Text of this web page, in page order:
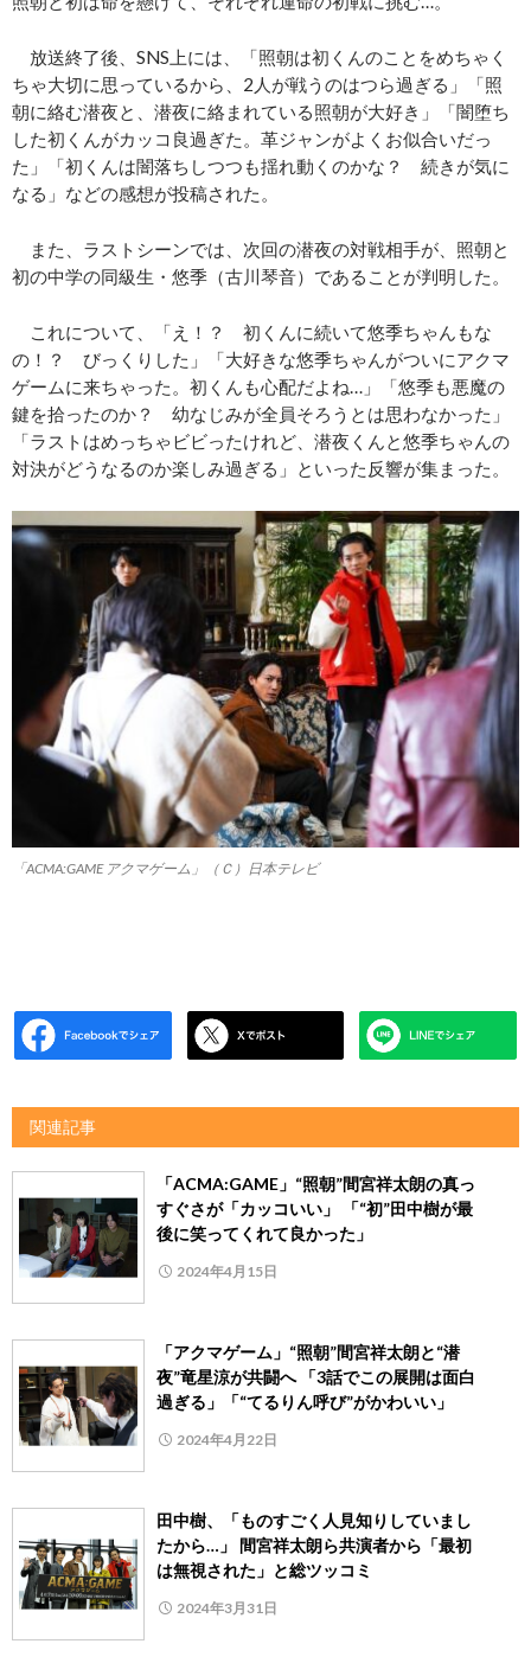
放送終了後、SNS上には、「照朝は初くんのことをめちゃく
ちゃ大切に思っているから、2人が戦うのはつら過ぎる」「照
朝に絡む潜夜と、潜夜に絡まれている照朝が大好き」「闇堕ち
した初くんがカッコ良過ぎた。革ジャンがよくお似合いだっ
た」「初くんは闇落ちしつつも揺れ動くのかな？ 続きが気に
なる」などの感想が投稿された。
また、ラストシーンでは、次回の潜夜の対戦相手が、照朝と
初の中学の同級生・悠季（古川琴音）であることが判明した。
これについて、「え！？ 初くんに続いて悠季ちゃんもな
の！？ びっくりした」「大好きな悠季ちゃんがついにアクマ
ゲームに来ちゃった。初くんも心配だよね…」「悠季も悪魔の
鍵を拾ったのか？ 幼なじみが全員そろうとは思わなかった」
「ラストはめっちゃビビったけれど、潜夜くんと悠季ちゃんの
対決がどうなるのか楽しみ過ぎる」といった反響が集まった。
「ACMA:GAME アクマゲーム」（Ｃ）日本テレビ
関連記事
「ACMA:GAME」“照朝”間宮祥太朗の真っ
すぐさが「カッコいい」 「“初”田中樹が最
後に笑ってくれて良かった」
2024年4月15日
「アクマゲーム」“照朝”間宮祥太朗と“潜
夜”竜星涼が共闘へ 「3話でこの展開は面白
過ぎる」「“てるりん呼び”がかわいい」
2024年4月22日
田中樹、「ものすごく人見知りしていまし
たから…」 間宮祥太朗ら共演者から「最初
は無視された」と総ツッコミ
2024年3月31日